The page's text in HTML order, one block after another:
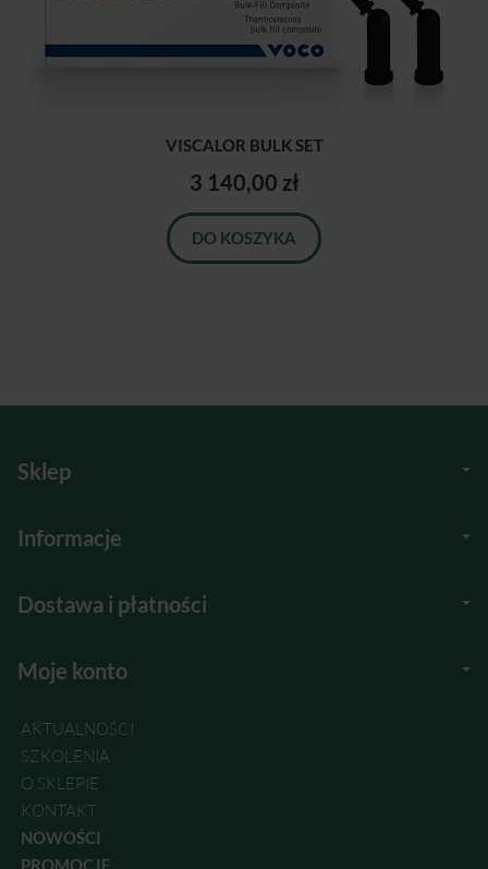
VISCALOR BULK SET
3 140,00 zł
DO KOSZYKA
Sklep
Informacje
Dostawa i płatności
Moje konto
AKTUALNOŚCI
SZKOLENIA
O SKLEPIE
KONTAKT
NOWOŚCI
PROMOCJE